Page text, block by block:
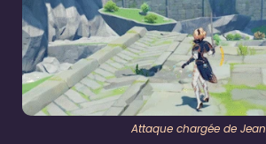
Attaque chargée de Jean